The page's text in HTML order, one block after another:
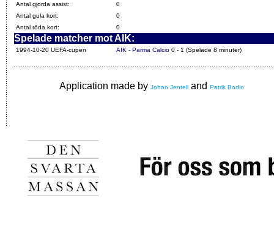
Antal gjorda assist:
0
Antal gula kort:
0
Antal röda kort:
0
Spelade matcher mot AIK:
1994-10-20 UEFA-cupen AIK - Parma Calcio 0 - 1 (Spelade 8 minuter)
Application made by Johan Jentell and Patrik Bodin